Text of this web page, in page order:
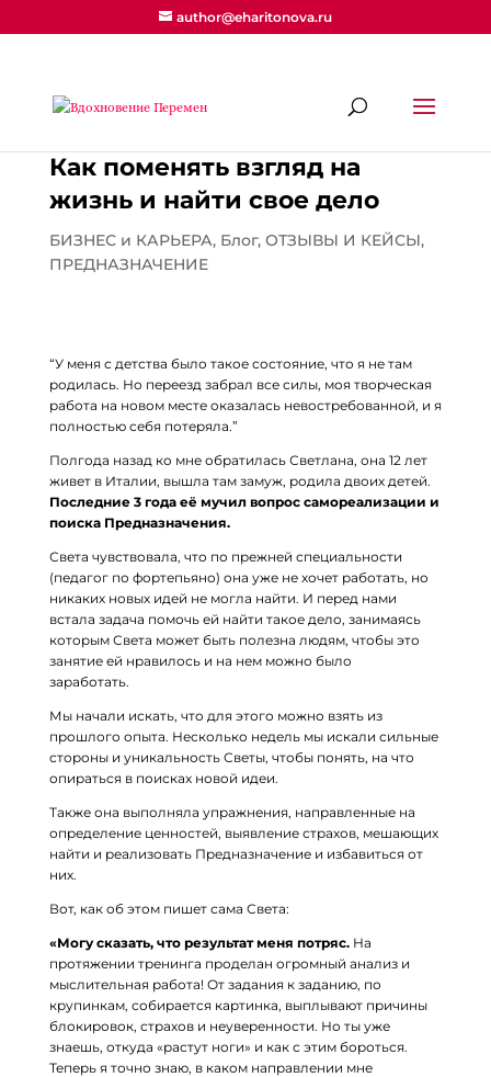
author@eharitonova.ru
Как поменять взгляд на
жизнь и найти свое дело
БИЗНЕС и КАРЬЕРА, Блог, ОТЗЫВЫ И КЕЙСЫ,
ПРЕДНАЗНАЧЕНИЕ
“У меня с детства было такое состояние, что я не там
родилась. Но переезд забрал все силы, моя творческая
работа на новом месте оказалась невостребованной, и я
полностью себя потеряла.”
Полгода назад ко мне обратилась Светлана, она 12 лет
живет в Италии, вышла там замуж, родила двоих детей.
Последние 3 года её мучил вопрос самореализации и
поиска Предназначения.⠀
Света чувствовала, что по прежней специальности
(педагог по фортепьяно) она уже не хочет работать, но
никаких новых идей не могла найти. И перед нами
встала задача помочь ей найти такое дело, занимаясь
которым Света может быть полезна людям, чтобы это
занятие ей нравилось и на нем можно было
заработать.
Мы начали искать, что для этого можно взять из
прошлого опыта. Несколько недель мы искали сильные
стороны и уникальность Светы, чтобы понять, на что
опираться в поисках новой идеи.
Также она выполняла упражнения, направленные на
определение ценностей, выявление страхов, мешающих
найти и реализовать Предназначение и избавиться от
них.
Вот, как об этом пишет сама Света:
«Могу сказать, что результат меня потряс. На
протяжении тренинга проделан огромный анализ и
мыслительная работа! От задания к заданию, по
крупинкам, собирается картинка, выплывают причины
блокировок, страхов и неуверенности. Но ты уже
знаешь, откуда «растут ноги» и как с этим бороться.
Теперь я точно знаю, в каком направлении мне